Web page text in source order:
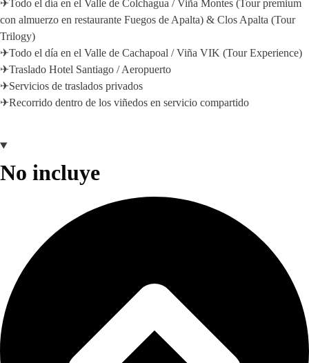
✈Todo el día en el Valle de Colchagua / Viña Montes (Tour premium
con almuerzo en restaurante Fuegos de Apalta) & Clos Apalta (Tour
Trilogy)
✈Todo el día en el Valle de Cachapoal / Viña VIK (Tour Experience)
✈Traslado Hotel Santiago / Aeropuerto
✈Servicios de traslados privados
✈Recorrido dentro de los viñedos en servicio compartido
No incluye